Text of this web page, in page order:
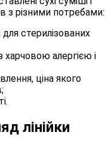
з різними потребами:
стерилізованих
харчовою алергією і
ціна якого
лінійки